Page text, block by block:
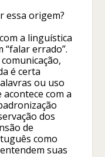
essa origem?
a linguística
errado”.
é certa
ou uso
com a
dos
de
como
suas